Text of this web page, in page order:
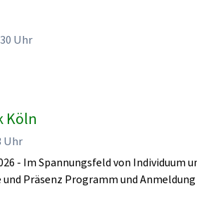
Uhr
Köln
Uhr
- Im Spannungsfeld von Individuum
Präsenz Programm und Anmeldung